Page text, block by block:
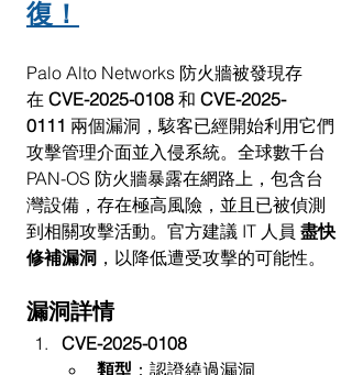
復！
Palo Alto Networks 防火牆被發現存
在 CVE-2025-0108 和 CVE-2025-
0111 兩個漏洞，駭客已經開始利用它們
攻擊管理介面並入侵系統。全球數千台
PAN-OS 防火牆暴露在網路上，包含台
灣設備，存在極高風險，並且已被偵測
到相關攻擊活動。官方建議 IT 人員 盡快
修補漏洞 ，以降低遭受攻擊的可能性。
漏洞詳情
CVE-2025-0108
類型 ：認證繞過漏洞